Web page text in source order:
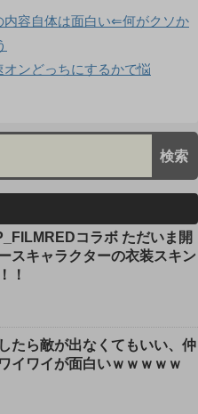
内容自体は面白い⇐何がクソか
オンどっちにするかで悩
コラボ ただいま開
スキャラクターの衣装スキン
！
たら敵が出なくてもいい、仲
イワイが面白いｗｗｗｗｗ